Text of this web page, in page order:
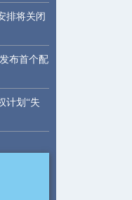
排将关闭
布首个配
计划“失